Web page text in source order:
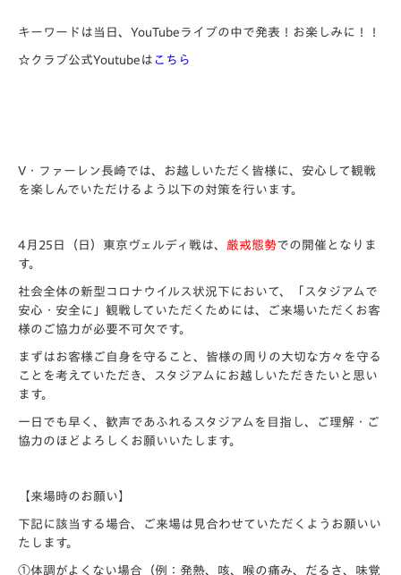
キーワードは当日、YouTubeライブの中で発表！お楽しみに！！
☆クラブ公式Youtubeは こちら
V・ファーレン長崎では、お越しいただく皆様に、安心して観戦
を楽しんでいただけるよう以下の対策を行います。
4月25日（日）東京ヴェルディ戦は、 厳戒態勢での開催となりま
す。
社会全体の新型コロナウイルス状況下において、「スタジアムで
安心・安全に」観戦していただくためには、ご来場いただくお客
様のご協力が必要不可欠です。
まずはお客様ご自身を守ること、皆様の周りの大切な方々を守る
ことを考えていただき、スタジアムにお越しいただきたいと思い
ます。
一日でも早く、歓声であふれるスタジアムを目指し、ご理解・ご
協力のほどよろしくお願いいたします。
【来場時のお願い】
下記に該当する場合、ご来場は見合わせていただくようお願いい
たします。
①体調がよくない場合（例：発熱、咳、喉の痛み、だるさ、味覚